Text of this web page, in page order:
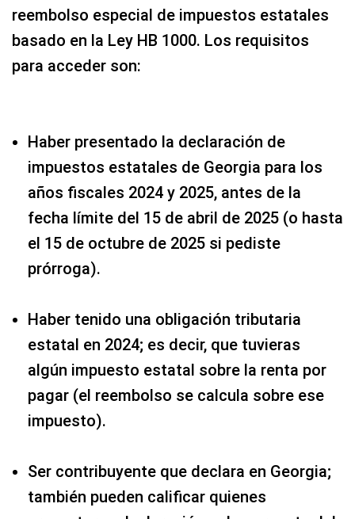
reembolso especial de impuestos estatales
basado en la Ley HB 1000. Los requisitos
para acceder son:
Haber presentado la declaración de
impuestos estatales de Georgia para los
años fiscales 2024 y 2025, antes de la
fecha límite del 15 de abril de 2025 (o hasta
el 15 de octubre de 2025 si pediste
prórroga).
Haber tenido una obligación tributaria
estatal en 2024; es decir, que tuvieras
algún impuesto estatal sobre la renta por
pagar (el reembolso se calcula sobre ese
impuesto).
Ser contribuyente que declara en Georgia;
también pueden calificar quienes